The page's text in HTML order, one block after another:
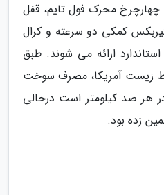
محرک فول تایم، قفل
کمکی دو سرعته و کرال
ارائه می شوند. طبق
زیست آمریکا، مصرف سوخت
نو 10.2 لیتر در هر صد کیلومتر است درحالی